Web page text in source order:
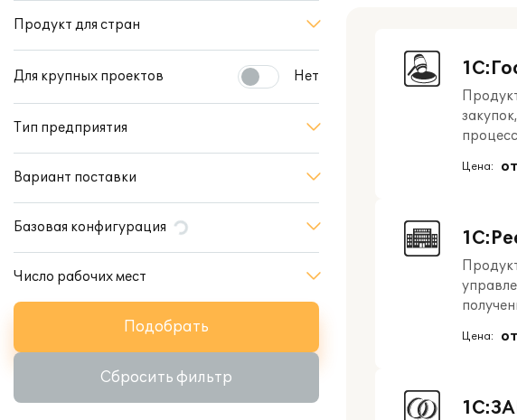
Цена:
Цена:
Продукт для стран
Для крупных проектов Нет
Тип предприятия
Вариант поставки
Базовая конфигурация
Число рабочих мест
Подобрать
Сбросить фильтр